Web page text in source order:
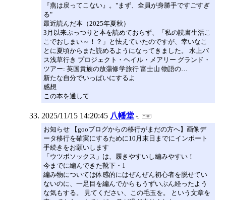
『燕は戻ってこない』。"まず、全員が身勝手ですごすぎ
る"
最近読んだ本（2025年夏秋）
3月以来ぷっつりと本を読めておらず、「私の読書生活こ
こでおしまい～！？」と怯えていたのですが、幸いなこ
とに夏頃からまた読めるようになってきました。 水上バ
ス浅草行き プロジェクト・ヘイル・メアリー グランド・
ツアー: 英国貴族の放蕩修学旅行 富士山 物語の…
新たな自分でいっぱいにするよ
感想
この本を通して
2025/11/15 14:20:45 八幡堂
お知らせ 【gooブログからの移行がまだの方へ】画像デ
ータ移行を確実にするために10月末日までにインポート
手続きをお願いします
「ウツボソックス」は、履きやすいし編みやすい！
今までに編んできた靴下・1
編み物については体感的にはぜんぜん初心者を脱せてい
ないのに、一足目を編んでからもうずいぶん経ったよう
な気もする。 見てください、この毛玉を。 という文章を